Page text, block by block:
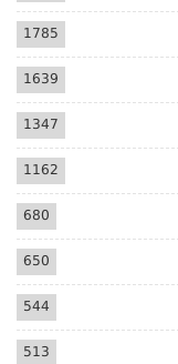
1785
1639
1347
1162
680
650
544
513